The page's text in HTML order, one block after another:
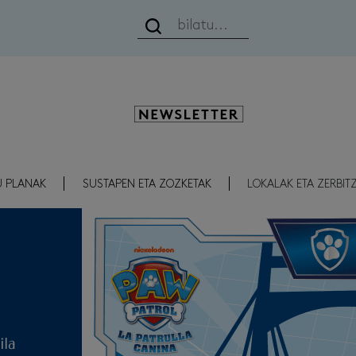
Newsletter
PLANAK SUSTAPEN ETA ZOZKETAK LOKALAK ETA